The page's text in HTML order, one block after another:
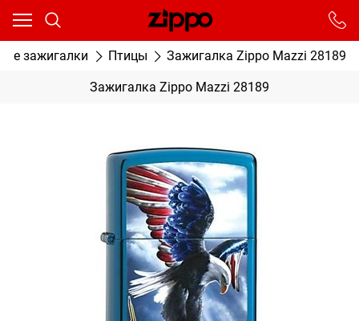
зажигалки Птицы Зажигалка Zippo Mazzi 28189
Зажигалка Zippo Mazzi 28189
Ваш город - Москва,
От выбранного города зависят сроки доставки